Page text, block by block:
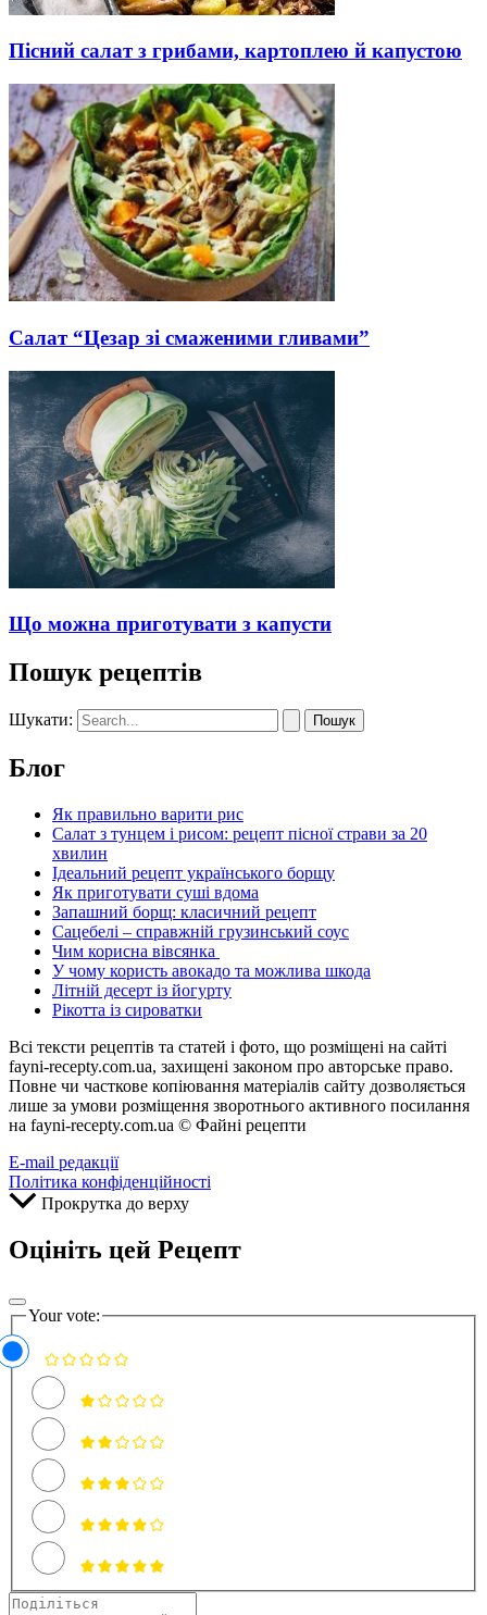
Пісний салат з грибами, картоплею й капустою
Салат “Цезар зі смаженими гливами”
Що можна приготувати з капусти
Пошук рецептів
Шукати:
Блог
Як правильно варити рис
Салат з тунцем і рисом: рецепт пісної страви за 20
хвилин
Ідеальний рецепт українського борщу
Як приготувати суші вдома
Запашний борщ: класичний рецепт
Сацебелі – справжній грузинський соус
Чим корисна вівсянка
У чому користь авокадо та можлива шкода
Літній десерт із йогурту
Рікотта із сироватки
Всі тексти рецептів та статей і фото, що розміщені на сайті
fayni-recepty.com.ua, захищені законом про авторське право.
Повне чи часткове копіювання матеріалів сайту дозволяється
лише за умови розміщення зворотнього активного посилання
на fayni-recepty.com.ua © Файні рецепти
E-mail редакції
Політика конфіденційності
Прокрутка до верху
Оцініть цей Рецепт
Your vote: